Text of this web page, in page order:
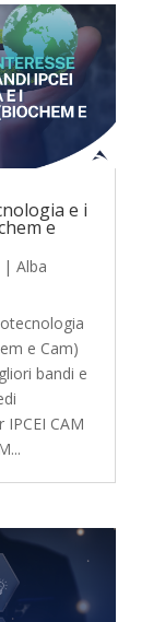
e i
e
| Alba
e Cam)
bandi e
CAM